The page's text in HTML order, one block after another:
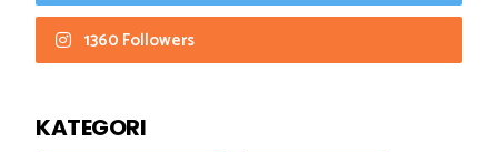
1360 Followers
KATEGORI